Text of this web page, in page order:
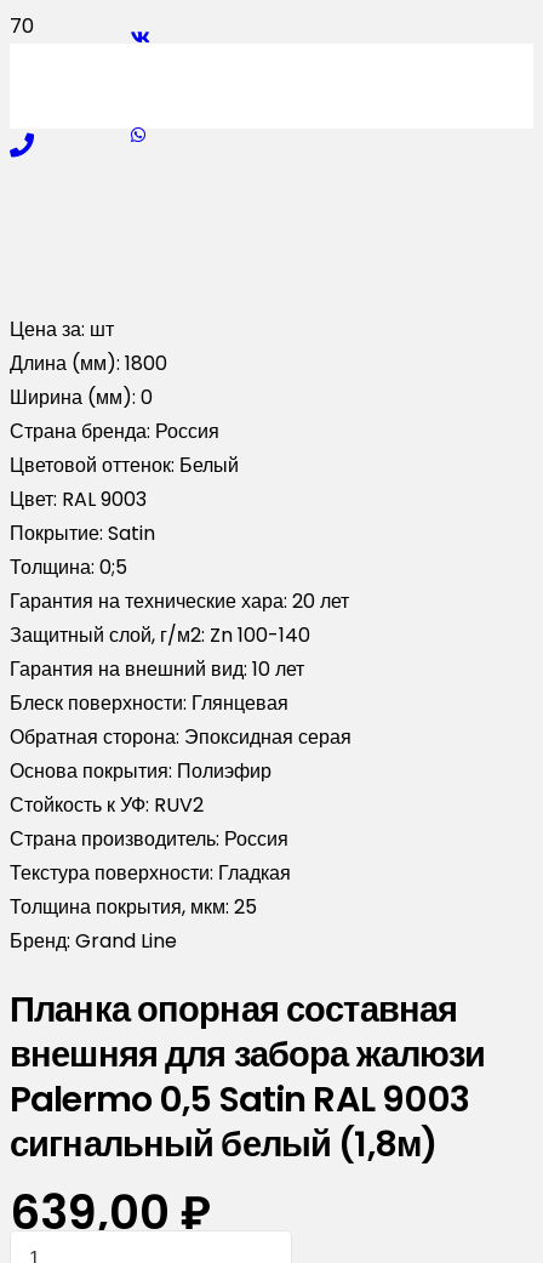
Цена за: шт
Длина (мм): 1800
Ширина (мм): 0
Страна бренда: Россия
Цветовой оттенок: Белый
Цвет: RAL 9003
Покрытие: Satin
Толщина: 0;5
Гарантия на технические хара: 20 лет
Защитный слой, г/м2: Zn 100-140
Гарантия на внешний вид: 10 лет
Блеск поверхности: Глянцевая
Обратная сторона: Эпоксидная серая
Основа покрытия: Полиэфир
Стойкость к УФ: RUV2
Страна производитель: Россия
Текстура поверхности: Гладкая
Толщина покрытия, мкм: 25
Бренд: Grand Line
Планка опорная составная
внешняя для забора жалюзи
Palermo 0,5 Satin RAL 9003
сигнальный белый (1,8м)
639,00 ₽
Количество